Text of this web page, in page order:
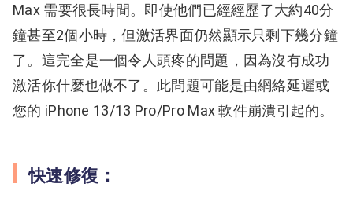
Max 需要很長時間。 即使他們已經經歷了大約40分
鐘甚至2個小時，但激活界面仍然顯示只剩下幾分鐘
了。 這完全是一個令人頭疼的問題， 因為沒有成功
激活你什麼也做不了。 此問題可能是由網絡延遲或
您的 iPhone 13/13 Pro/Pro Max 軟件崩潰引起的。
快速修復：